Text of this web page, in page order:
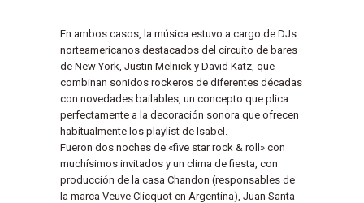
En ambos casos, la música estuvo a cargo de DJs
norteamericanos destacados del circuito de bares
de New York, Justin Melnick y David Katz, que
combinan sonidos rockeros de diferentes décadas
con novedades bailables, un concepto que plica
perfectamente a la decoración sonora que ofrecen
habitualmente los playlist de Isabel.
Fueron dos noches de «five star rock & roll» con
muchísimos invitados y un clima de fiesta, con
producción de la casa Chandon (responsables de
la marca Veuve Clicquot en Argentina), Juan Santa